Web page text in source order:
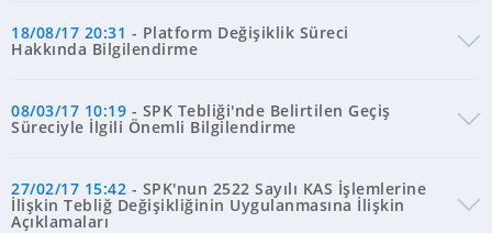
18/08/17 20:31 - Platform Değişiklik Süreci
Hakkında Bilgilendirme
08/03/17 10:19 - SPK Tebliği'nde Belirtilen Geçiş
Süreciyle İlgili Önemli Bilgilendirme
27/02/17 15:42 - SPK'nun 2522 Sayılı KAS İşlemlerine
İlişkin Tebliğ Değişikliğinin Uygulanmasına İlişkin
Açıklamaları